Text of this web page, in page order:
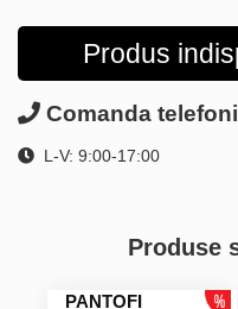
Produs
Comanda
L-V: 9:00-17:00
Produse
PANTOFI